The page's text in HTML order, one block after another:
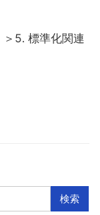
5. 標準化関連